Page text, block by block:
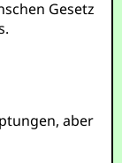
Gesetz
aber